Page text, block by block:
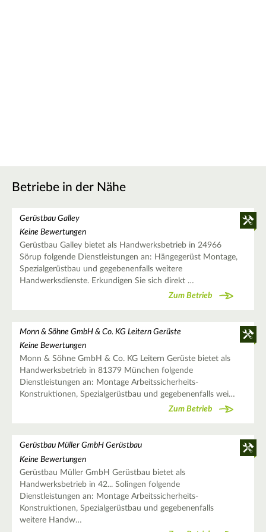
Betriebe in der Nähe
Gerüstbau Galley
Keine Bewertungen
Gerüstbau Galley bietet als Handwerksbetrieb in 24966
Sörup folgende Dienstleistungen an: Hängegerüst Montage,
Spezialgerüstbau und gegebenenfalls weitere
Handwerksdienste. Erkundigen Sie sich direkt …
Zum Betrieb
Monn & Söhne GmbH & Co. KG Leitern Gerüste
Keine Bewertungen
Monn & Söhne GmbH & Co. KG Leitern Gerüste bietet als
Handwerksbetrieb in 81379 München folgende
Dienstleistungen an: Montage Arbeitssicherheits-
Konstruktionen, Spezialgerüstbau und gegebenenfalls wei…
Zum Betrieb
Gerüstbau Müller GmbH Gerüstbau
Keine Bewertungen
Gerüstbau Müller GmbH Gerüstbau bietet als
Handwerksbetrieb in 42... Solingen folgende
Dienstleistungen an: Montage Arbeitssicherheits-
Konstruktionen, Spezialgerüstbau und gegebenenfalls
weitere Handw…